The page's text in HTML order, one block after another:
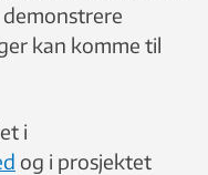
kan komme til
i
og i prosjektet